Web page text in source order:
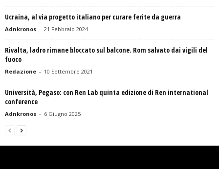
Ucraina, al via progetto italiano per curare ferite da guerra
Adnkronos - 21 Febbraio 2024
Rivalta, ladro rimane bloccato sul balcone. Rom salvato dai vigili del
fuoco
Redazione - 10 Settembre 2021
Università, Pegaso: con Ren Lab quinta edizione di Ren international
conference
Adnkronos - 6 Giugno 2025